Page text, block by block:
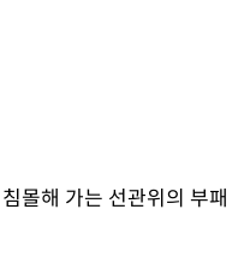
몰해 가는 선관위의 부패